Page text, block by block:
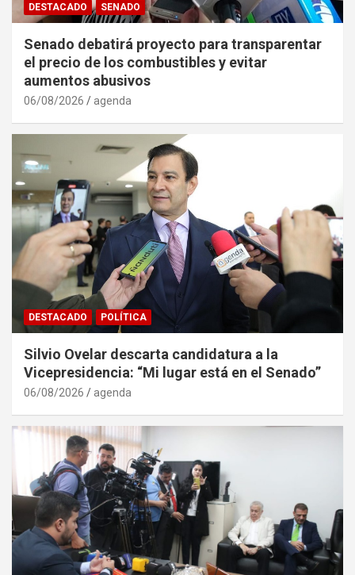
DESTACADO SENADO
Senado debatirá proyecto para transparentar
el precio de los combustibles y evitar
aumentos abusivos
06/08/2026 agenda
DESTACADO POLÍTICA
Silvio Ovelar descarta candidatura a la
Vicepresidencia: “Mi lugar está en el Senado”
06/08/2026 agenda